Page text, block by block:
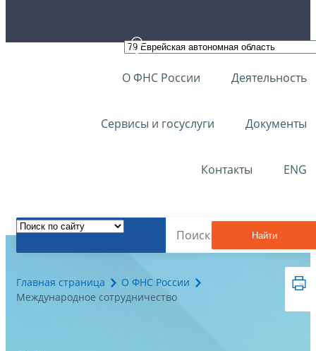
О ФНС России Деятельность
Сервисы и госуслуги Документы
Контакты ENG
Найти
Главная страница
О ФНС России
Международное сотрудничество